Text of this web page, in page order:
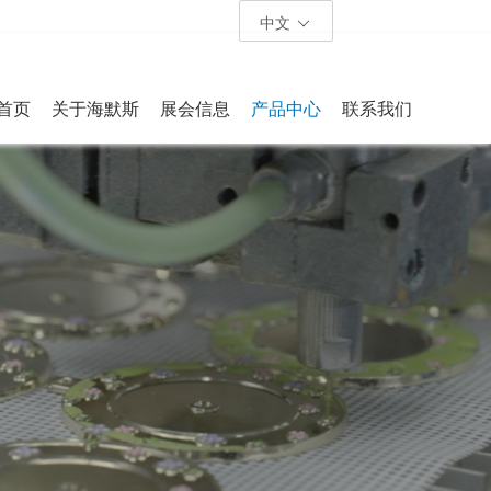
中文
页 关于海默斯 展会信息 产品中心 联系我们